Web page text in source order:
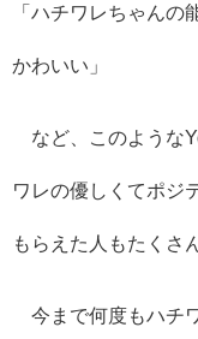
「ハチワレちゃんの
かわいい」
など、このような
ワレの優しくてポジ
もらえた人もたくさ
今まで何度もハチ